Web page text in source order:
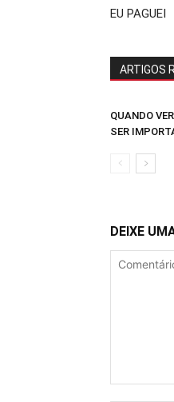
EU PAGUEI
ARTIGOS
QUANDO
SER
DEIXE